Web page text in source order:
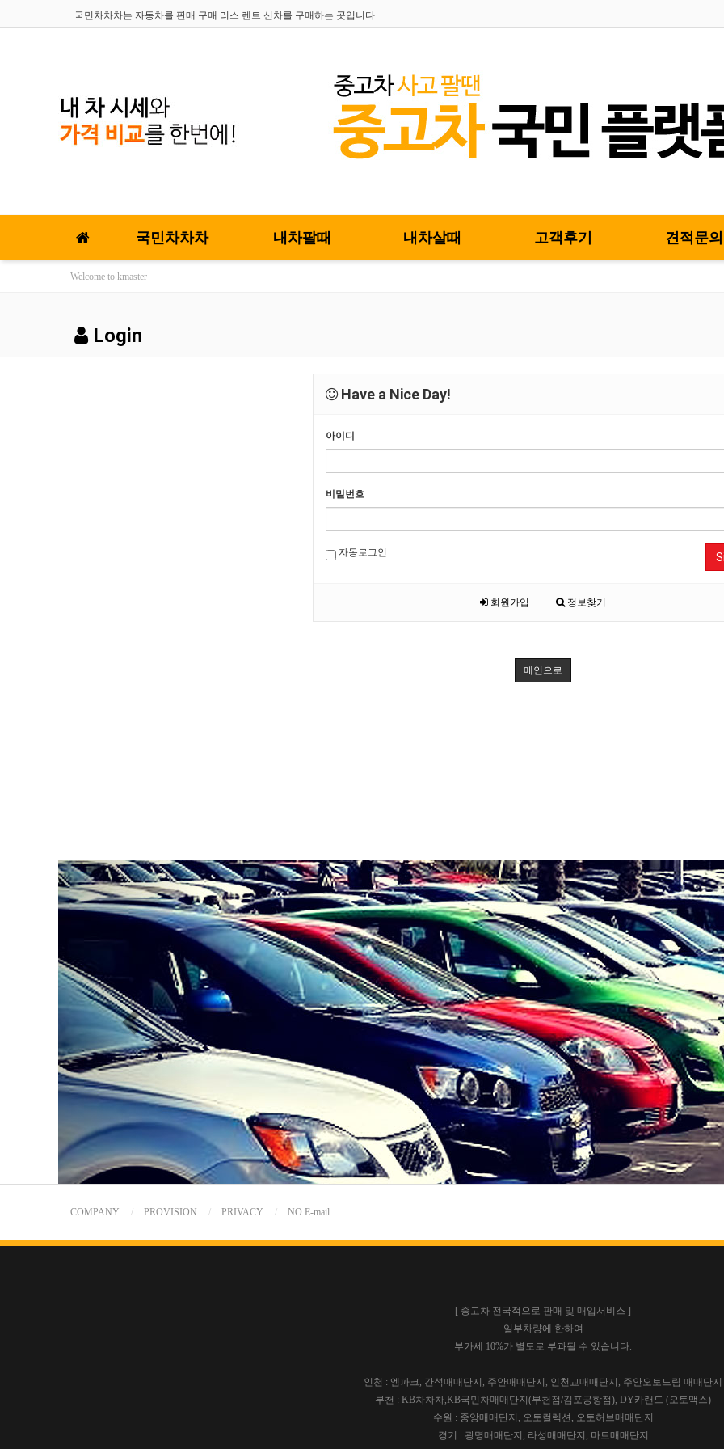
국민차차차는 자동차를 판매 구매 리스 렌트 신차를 구매하는 곳입니다
국민차차차 내차팔때 내차살때 고객후기 견적문의
Welcome to kmaster
Login
Have a Nice Day!
아이디
비밀번호
자동로그인
회원가입 정보찾기
메인으로
Previous
COMPANY PROVISION PRIVACY NO E-mail
[ 중고차 전국적으로 판매 및 매입서비스 ]
일부차량에 한하여
부가세 10%가 별도로 부과될 수 있습니다.
인천 : 엠파크, 간석매매단지, 주안매매단지, 인천교매매단지, 주안오토드림 매매단지
부천 : KB차차차,KB국민차매매단지(부천점/김포공항점), DY카랜드 (오토맥스)
수원 : 중앙매매단지, 오토컬렉션, 오토허브매매단지
경기 : 광명매매단지, 라성매매단지, 마트매매단지